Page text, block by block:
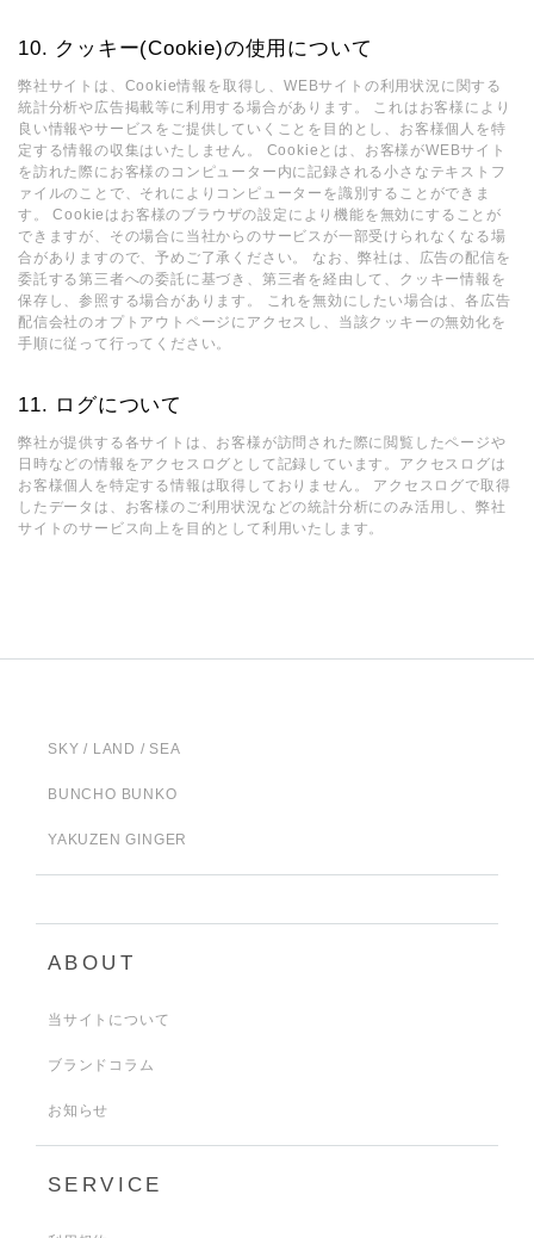
クッキー(Cookie)の使用について
弊社サイトは、Cookie情報を取得し、WEBサイトの利用状況に関する
統計分析や広告掲載等に利用する場合があります。 これはお客様により
良い情報やサービスをご提供していくことを目的とし、お客様個人を特
定する情報の収集はいたしません。 Cookieとは、お客様がWEBサイト
を訪れた際にお客様のコンピューター内に記録される小さなテキストフ
ァイルのことで、それによりコンピューターを識別することができま
す。 Cookieはお客様のブラウザの設定により機能を無効にすることが
できますが、その場合に当社からのサービスが一部受けられなくなる場
合がありますので、予めご了承ください。 なお、弊社は、広告の配信を
委託する第三者への委託に基づき、第三者を経由して、クッキー情報を
保存し、参照する場合があります。 これを無効にしたい場合は、各広告
配信会社のオプトアウトページにアクセスし、当該クッキーの無効化を
手順に従って行ってください。
ログについて
弊社が提供する各サイトは、お客様が訪問された際に閲覧したページや
日時などの情報をアクセスログとして記録しています。アクセスログは
お客様個人を特定する情報は取得しておりません。 アクセスログで取得
したデータは、お客様のご利用状況などの統計分析にのみ活用し、弊社
サイトのサービス向上を目的として利用いたします。
SKY / LAND / SEA
BUNCHO BUNKO
YAKUZEN GINGER
ABOUT
当サイトについて
ブランドコラム
お知らせ
SERVICE